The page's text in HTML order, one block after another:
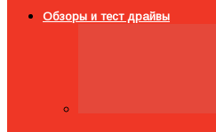
Обзоры и тест драйвы